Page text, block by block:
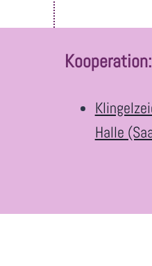
Kooperation:
Halle